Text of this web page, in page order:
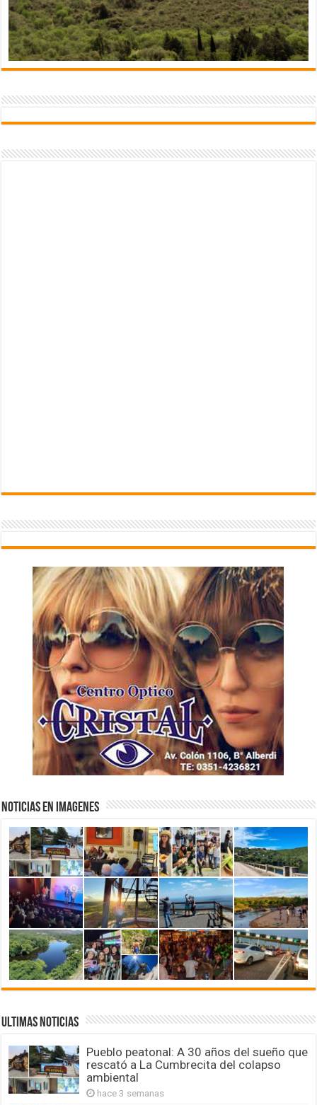
NOTICIAS EN IMAGENES
ULTIMAS NOTICIAS
Pueblo peatonal: A 30 años del sueño que
rescató a La Cumbrecita del colapso
ambiental
hace 3 semanas